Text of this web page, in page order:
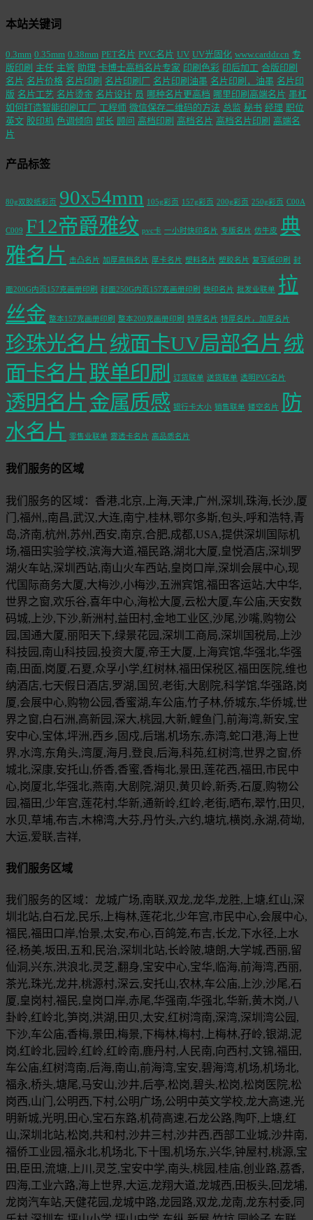
本站关键词
0.3mm 0.35mm 0.38mm PET名片 PVC名片 UV UV光固化 www.carddr.cn 专
版印刷 主任 主管 助理 卡博士高档名片专家 印刷色彩 印后加工 合版印刷
名片 名片价格 名片印刷 名片印刷厂 名片印刷油墨 名片印刷，油墨 名片印
版 名片工艺 名片烫金 名片设计 员 哪种名片更高档 哪里印刷高端名片 墨杠
如何打造智能印刷工厂 工程师 微信保存二维码的方法 总监 秘书 经理 职位
英文 胶印机 色调倾向 部长 顾问 高档印刷 高档名片 高档名片印刷 高端名
片
产品标签
80g双胶纸彩页 90x54mm 105g彩页 157g彩页 200g彩页 250g彩页 C00A
C009 F12帝爵雅纹 pvc卡 一小时快印名片 专版名片 仿牛皮 典
雅名片 击凸名片 加厚高档名片 厚卡名片 塑料名片 塑胶名片 复写纸印刷 封
面200G内页157克画册印刷 封面250G内页157克画册印刷 快印名片 批发业联单 拉
丝金 整本157克画册印刷 整本200克画册印刷 特厚名片 特厚名片，加厚名片
珍珠光名片 绒面卡UV局部名片 绒
面卡名片 联单印刷 订货联单 送货联单 透明PVC名片
透明名片 金属质感 银行卡大小 销售联单 镂空名片
防
水名片 零售业联单 雾透卡名片 高品质名片
我们服务的区域
我们服务的区域：香港,北京,上海,天津,广州,深圳,珠海,长沙,厦
门,福州,,南昌,武汉,大连,南宁,桂林,鄂尔多斯,包头,呼和浩特,青
岛,济南,杭州,苏州,西安,南京,合肥,成都,USA,提供深圳国际机
场,福田实验学校,滨海大道,福民路,湖北大厦,皇悦酒店,深圳罗
湖火车站,深圳西站,南山火车西站,皇岗口岸,深圳会展中心,现
代国际商务大厦,大梅沙,小梅沙,五洲宾馆,福田客运站,大中华,
世界之窗,欢乐谷,喜年中心,海松大厦,云松大厦,车公庙,天安数
码城,上沙,下沙,新洲村,益田村,金地工业区,沙尾,沙嘴,购物公
园,国通大厦,丽阳天下,绿景花园,深圳工商局,深圳国税局,上沙
科技园,南山科技园,投资大厦,帝王大厦,上海宾馆,华强北,华强
南,田面,岗厦,石夏,众孚小学,红树林,福田保税区,福田医院,维也
纳酒店,七天假日酒店,罗湖,国贸,老街,大剧院,科学馆,华强路,岗
厦,会展中心,购物公园,香蜜湖,车公庙,竹子林,侨城东,华侨城,世
界之窗,白石洲,高新园,深大,桃园,大新,鲤鱼门,前海湾,新安,宝
安中心,宝体,坪洲,西乡,固戍,后瑞,机场东,赤湾,蛇口港,海上世
界,水湾,东角头,湾厦,海月,登良,后海,科苑,红树湾,世界之窗,侨
城北,深康,安托山,侨香,香蜜,香梅北,景田,莲花西,福田,市民中
心,岗厦北,华强北,燕南,大剧院,湖贝,黄贝岭,新秀,石厦,购物公
园,福田,少年宫,莲花村,华新,通新岭,红岭,老街,晒布,翠竹,田贝,
水贝,草埔,布吉,木棉湾,大芬,丹竹头,六约,塘坑,横岗,永湖,荷坳,
大运,爱联,吉祥,
我们服务区域
我们服务的区域：龙城广场,南联,双龙,龙华,龙胜,上塘,红山,深
圳北站,白石龙,民乐,上梅林,莲花北,少年宫,市民中心,会展中心,
福民,福田口岸,怡景,太安,布心,百鸽笼,布吉,长龙,下水径,上水
径,杨美,坂田,五和,民治,深圳北站,长岭陂,塘朗,大学城,西丽,留
仙洞,兴东,洪浪北,灵芝,翻身,宝安中心,宝华,临海,前海湾,西丽,
茶光,珠光,龙井,桃源村,深云,安托山,农林,车公庙,上沙,沙尾,石
厦,皇岗村,福民,皇岗口岸,赤尾,华强南,华强北,华新,黄木岗,八
卦岭,红岭北,笋岗,洪湖,田贝,太安,红树湾南,深湾,深圳湾公园,
下沙,车公庙,香梅,景田,梅景,下梅林,梅村,上梅林,孖岭,银湖,泥
岗,红岭北,园岭,红岭,红岭南,鹿丹村,人民南,向西村,文锦,福田,
车公庙,红树湾南,后海,南山,前海湾,宝安,碧海湾,机场,机场北,
福永,桥头,塘尾,马安山,沙井,后亭,松岗,碧头,松岗,松岗医院,松
岗西,山门,公明西,下村,公明广场,公明中英文学校,龙大高速,光
明新城,光明,田心,宝石东路,机荷高速,石龙公路,陶吓,上塘,红
山,深圳北站,松岗,共和村,沙井三村,沙井西,西部工业城,沙井南,
福侨工业园,福永北,机场北,下十围,机场东,兴华,钟屋村,桃源,宝
田,臣田,流塘,上川,灵芝,宝安中学,南头,桃园,桂庙,创业路,荔香,
四海,工业六路,海上世界,大运,龙翔大道,龙城西,田板头,回龙埔,
龙岗汽车站,天健花园,龙城中路,龙园路,双龙,龙南,龙东村委,同